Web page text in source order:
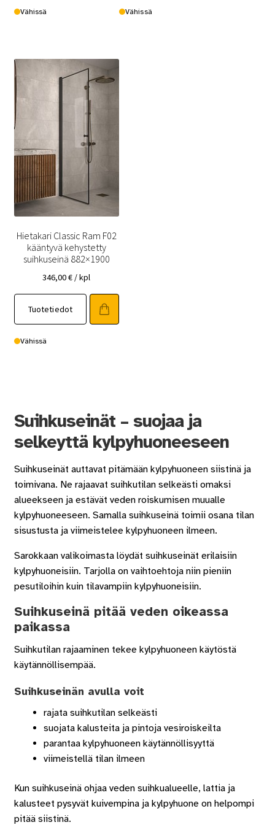
Vähissä Vähissä
Hietakari Classic Ram F02
kääntyvä kehystetty
suihkuseinä 882×1900
346,00€ / kpl
Tuotetiedot
Vähissä
Suihkuseinät – suojaa ja
selkeyttä kylpyhuoneeseen
Suihkuseinät auttavat pitämään kylpyhuoneen siistinä ja
toimivana. Ne rajaavat suihkutilan selkeästi omaksi
alueekseen ja estävät veden roiskumisen muualle
kylpyhuoneeseen. Samalla suihkuseinä toimii osana tilan
sisustusta ja viimeistelee kylpyhuoneen ilmeen.
Sarokkaan valikoimasta löydät suihkuseinät erilaisiin
kylpyhuoneisiin. Tarjolla on vaihtoehtoja niin pieniin
pesutiloihin kuin tilavampiin kylpyhuoneisiin.
Suihkuseinä pitää veden oikeassa
paikassa
Suihkutilan rajaaminen tekee kylpyhuoneen käytöstä
käytännöllisempää.
Suihkuseinän avulla voit
rajata suihkutilan selkeästi
suojata kalusteita ja pintoja vesiroiskeilta
parantaa kylpyhuoneen käytännöllisyyttä
viimeistellä tilan ilmeen
Kun suihkuseinä ohjaa veden suihkualueelle, lattia ja
kalusteet pysyvät kuivempina ja kylpyhuone on helpompi
pitää siistinä.